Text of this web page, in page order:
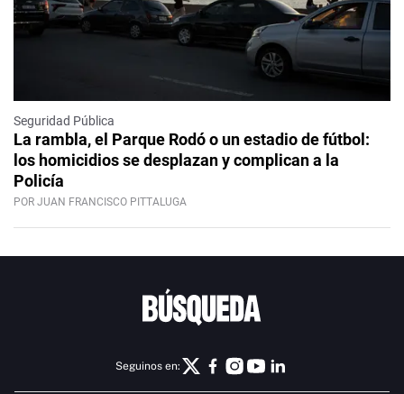
Seguridad Pública
La rambla, el Parque Rodó o un estadio de fútbol:
los homicidios se desplazan y complican a la
Policía
POR JUAN FRANCISCO PITTALUGA
Seguinos en: